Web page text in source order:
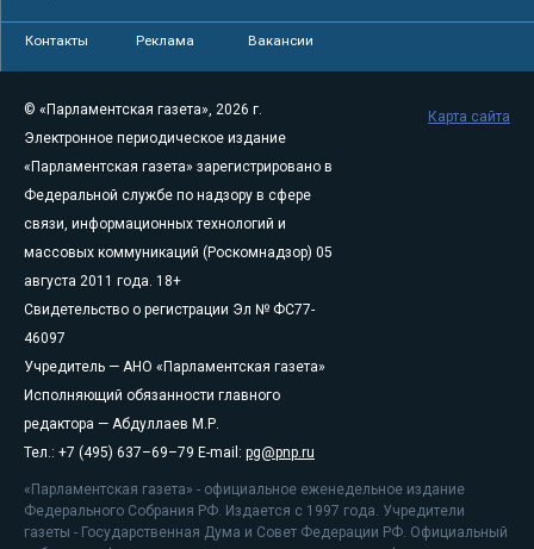
Контакты Реклама Вакансии
© «Парламентская газета», 2026 г.
Электронное периодическое издание
«Парламентская газета» зарегистрировано в
Федеральной службе по надзору в сфере
связи, информационных технологий и
массовых коммуникаций (Роскомнадзор) 05
августа 2011 года. 18+
Свидетельство о регистрации Эл № ФС77-
46097
Учредитель — АНО «Парламентская газета»
Исполняющий обязанности главного
редактора — Абдуллаев М.Р.
Тел.: +7 (495) 637–69–79 E-mail: pg@pnp.ru
«Парламентская газета» - официальное еженедельное издание
Федерального Собрания РФ. Издается с 1997 года. Учредители
газеты - Государственная Дума и Совет Федерации РФ. Официальный
Карта сайта